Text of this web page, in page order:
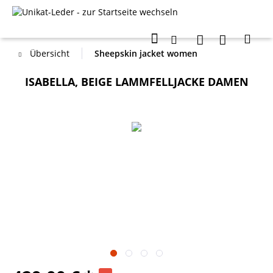
Übersicht Sheepskin jacket women
ISABELLA, BEIGE LAMMFELLJACKE DAMEN